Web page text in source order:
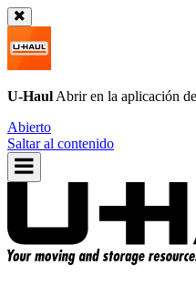
U-Haul Abrir en la aplicación de
Abierto
Saltar al contenido